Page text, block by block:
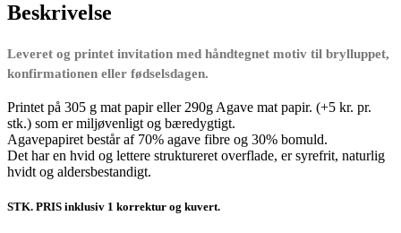
Beskrivelse
Leveret og printet invitation med håndtegnet motiv til brylluppet,
konfirmationen eller fødselsdagen.
Printet på 305 g mat papir eller 290g Agave mat papir. (+5 kr. pr.
stk.) som er miljøvenligt og bæredygtigt.
Agavepapiret består af 70% agave fibre og 30% bomuld.
Det har en hvid og lettere struktureret overflade, er syrefrit, naturlig
hvidt og aldersbestandigt.
STK. PRIS inklusiv 1 korrektur og kuvert.